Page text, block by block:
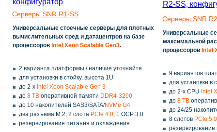
Серверы SNR R1-SS
Универсальные стоечные серверы для плотных
вычислительных сред и датацентров на базе
процессоров Intel Xeon Scalable Gen3.
2 варианта платформы / наличие уточняйте
для установки в стойку, высота 1U
до 2-х Intel Xeon Scalable Gen 3
до 8 TB оперативной памяти DDR4-3200
до 10 накопителей SAS3/SATA/NVMe G4
два разъема M.2, 2 слота PCIe 4.0, 1 OCP 3.0
резервирование питания и охлаждения
Серверы SNR
Универсальные
максимальной
процессоров Intel
9 вариантов
для установки в
до 2-х CPU Intel
до 8 TB
до 24/25
8 слотов PCIe 5.0